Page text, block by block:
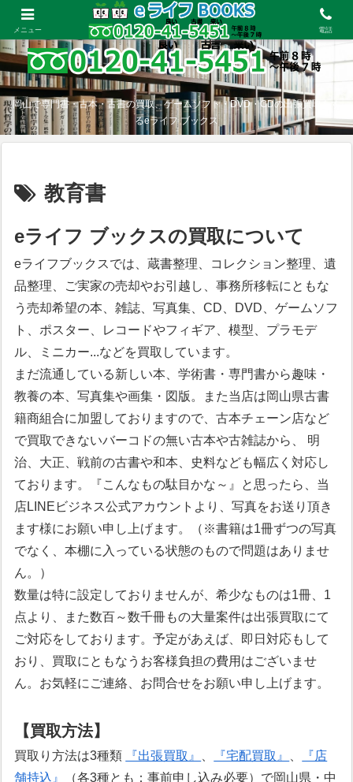
岡山で専門書・古本・古書の買取、ゲームソフト・DVD・CDの出張買取をす
るeライフ ブックス
教育書
eライフ ブックスの買取について
eライフブックスでは、蔵書整理、コレクション整理、遺
品整理、ご実家の売却やお引越し、事務所移転にともな
う売却希望の本、雑誌、写真集、CD、DVD、ゲームソフ
ト、ポスター、レコードやフィギア、模型、プラモデ
ル、ミニカー...などを買取しています。
まだ流通している新しい本、学術書・専門書から趣味・
教養の本、写真集や画集・図版。また当店は岡山県古書
籍商組合に加盟しておりますので、古本チェーン店など
で買取できないバーコドの無い古本や古雑誌から、 明
治、大正、戦前の古書や和本、史料なども幅広く対応し
ております。『こんなもの駄目かな～』と思ったら、当
店LINEビジネス公式アカウントより、写真をお送り頂き
ます様にお願い申し上げます。（※書籍は1冊ずつの写真
でなく、本棚に入っている状態のもので問題はありませ
ん。）
数量は特に設定しておりませんが、希少なものは1冊、1
点より、また数百～数千冊もの大量案件は出張買取にて
ご対応をしております。予定があえば、即日対応もして
おり、買取にともなうお客様負担の費用はございませ
ん。お気軽にご連絡、お問合せをお願い申し上げます。
【買取方法】
買取り方法は3種類 『出張買取』 『宅配買取』
『店
舗持込』
（各3種とも：事前申し込み必要）で岡山県・中
メニュー 電話